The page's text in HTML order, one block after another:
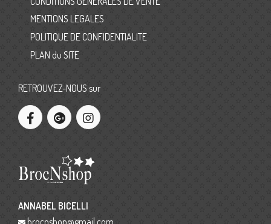
MENTIONS LEGALES
POLITIQUE DE CONFIDENTIALITE
PLAN du SITE
RETROUVEZ-NOUS sur
ANNABEL BICELLI
brocnshop@gmail.com